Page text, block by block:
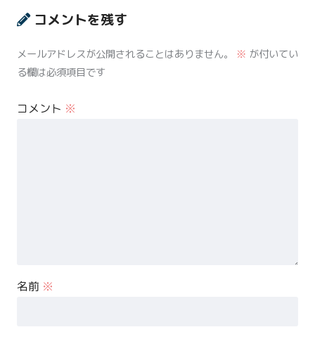
コメントを残す
メールアドレスが公開されることはありません。 ※ が付いてい
る欄は必須項目です
コメント ※
名前 ※